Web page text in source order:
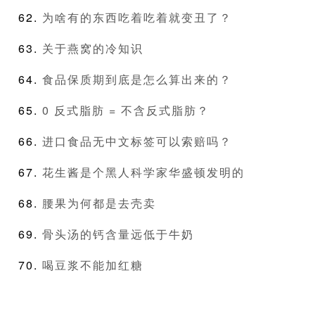
为啥有的东西吃着吃着就变丑了？
关于燕窝的冷知识
食品保质期到底是怎么算出来的？
0 反式脂肪 = 不含反式脂肪？
进口食品无中文标签可以索赔吗？
花生酱是个黑人科学家华盛顿发明的
腰果为何都是去壳卖
骨头汤的钙含量远低于牛奶
喝豆浆不能加红糖